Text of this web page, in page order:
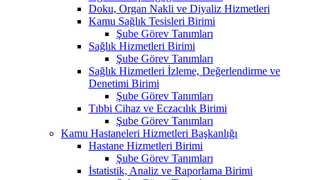
Doku, Organ Nakli ve Diyaliz Hizmetleri
Kamu Sağlık Tesisleri Birimi
Şube Görev Tanımları
Sağlık Hizmetleri Birimi
Şube Görev Tanımları
Sağlık Hizmetleri İzleme, Değerlendirme ve
Denetimi Birimi
Şube Görev Tanımları
Tıbbi Cihaz ve Eczacılık Birimi
Şube Görev Tanımları
Kamu Hastaneleri Hizmetleri Başkanlığı
Hastane Hizmetleri Birimi
Şube Görev Tanımları
İstatistik, Analiz ve Raporlama Birimi